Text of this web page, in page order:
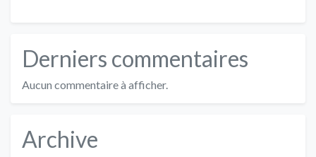
Derniers commentaires
Aucun commentaire à afficher.
Archive